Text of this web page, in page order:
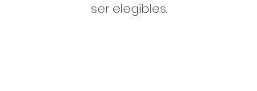
ser elegibles.